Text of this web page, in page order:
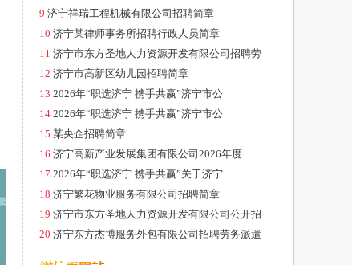
9 济宁祥瑞工程机械有限公司招聘简章
10 济宁某律师事务所招聘行政人员简章
11 济宁市东方圣地人力资源开发有限公司招聘劳
12 济宁市高新区幼儿园招聘简章
13 2026年“职选济宁 携手共赢”济宁市公
14 2026年“职选济宁 携手共赢”济宁市公
15 某央企招聘简章
16 济宁高新产业发展集团有限公司2026年度
17 2026年“职选济宁 携手共赢”关于济宁
18 济宁繁花物业服务有限公司招聘简章
19 济宁市东方圣地人力资源开发有限公司公开招
20 济宁东方杰博服务外包有限公司招聘劳务派遣